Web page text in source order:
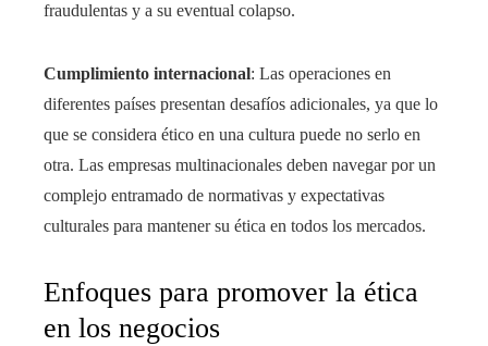
fraudulentas y a su eventual colapso.
Cumplimiento internacional: Las operaciones en
diferentes países presentan desafíos adicionales, ya que lo
que se considera ético en una cultura puede no serlo en
otra. Las empresas multinacionales deben navegar por un
complejo entramado de normativas y expectativas
culturales para mantener su ética en todos los mercados.
Enfoques para promover la ética
en los negocios